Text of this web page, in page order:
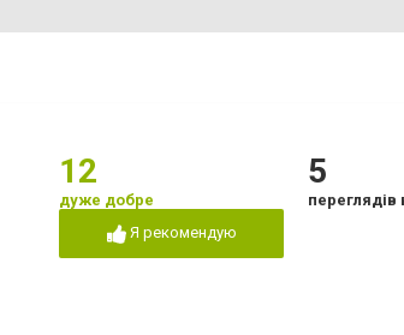
12
дуже добре
Я рекомендую
5
переглядів